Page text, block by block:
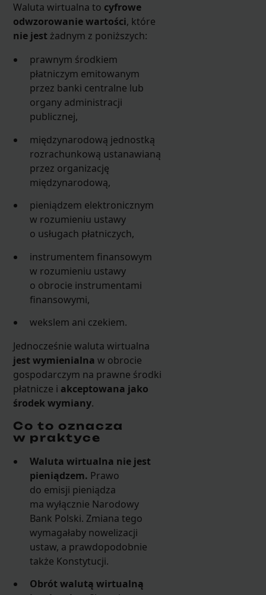
Waluta wirtualna to cyfrowe
odwzorowanie wartości, które
nie jestżadnym z poniższych:
prawnym środkiem
płatniczym emitowanym
przez banki centralne lub
organy administracji
publicznej,
międzynarodową jednostką
rozrachunkową ustanawianą
przez organizację
międzynarodową,
pieniądzem elektronicznym
w rozumieniu ustawy
o usługach płatniczych,
instrumentem finansowym
w rozumieniu ustawy
o obrocie instrumentami
finansowymi,
wekslem ani czekiem.
Jednocześnie waluta wirtualna
jest wymienialna w obrocie
gospodarczym na prawne środki
płatnicze i akceptowana jako
środek wymiany.
Co to oznacza
w praktyce
Waluta wirtualna nie jest
pieniądzem. Prawo
do emisji pieniądza
ma wyłącznie Narodowy
Bank Polski. Zmiana tego
wymagałaby nowelizacji
ustaw, a prawdopodobnie
także Konstytucji.
Obrót walutą wirtualną